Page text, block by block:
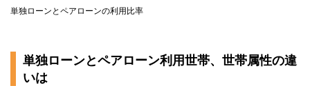
単独ローンとペアローンの利用比率
単独ローンとペアローン利用世帯、世帯属性の違
いは